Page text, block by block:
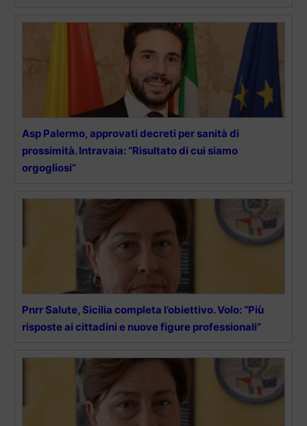
Asp Palermo, approvati decreti per sanità di
prossimità. Intravaia: “Risultato di cui siamo
orgogliosi”
Pnrr Salute, Sicilia completa l’obiettivo. Volo: “Più
risposte ai cittadini e nuove figure professionali”